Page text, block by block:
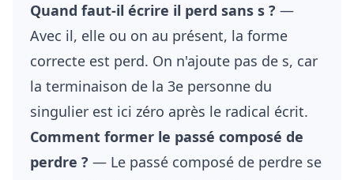
Quand faut-il écrire il perd sans s ? —
Avec il, elle ou on au présent, la forme
correcte est perd. On n'ajoute pas de s, car
la terminaison de la 3e personne du
singulier est ici zéro après le radical écrit.
Comment former le passé composé de
perdre ? — Le passé composé de perdre se